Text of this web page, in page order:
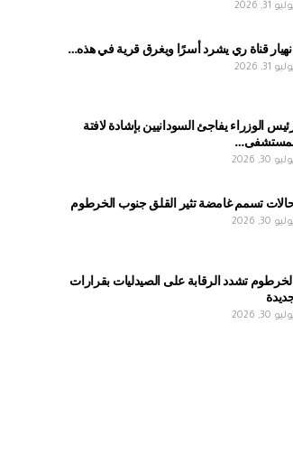
31, 2026
قناة ري يشرد أسرًا ويغرق قرية في هذه…
31, 2026
الوزراء يفاجئ السودانيين بإشادة لافتة
30, 2026
تسمم غامضة تثير القلق جنوب الخرطوم
30, 2026
تشدد الرقابة على الصيدليات بقرارات
30, 2026